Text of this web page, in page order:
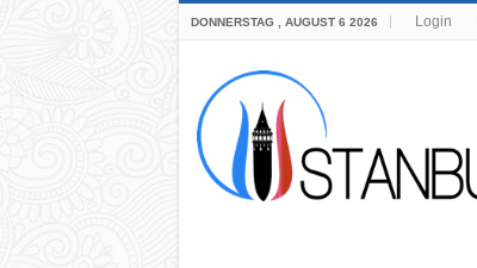
DONNERSTAG , AUGUST 6 2026 Login